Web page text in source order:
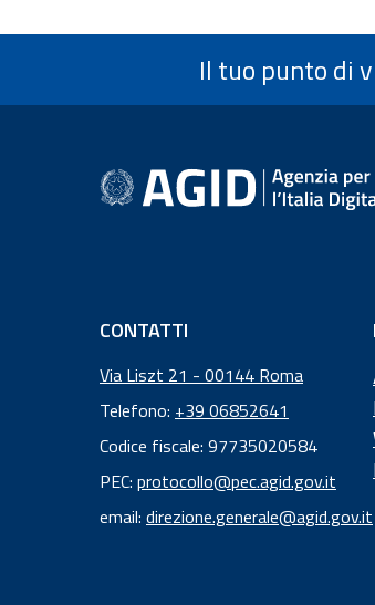
Il tuo punto di
CONTATTI
Via Liszt 21 - 00144 Roma
Telefono: +39 06852641
Codice fiscale: 97735020584
Codice
fiscale:
97
PEC: protocollo@pec.agid.gov.it
email: direzione.generale@agid.gov.it